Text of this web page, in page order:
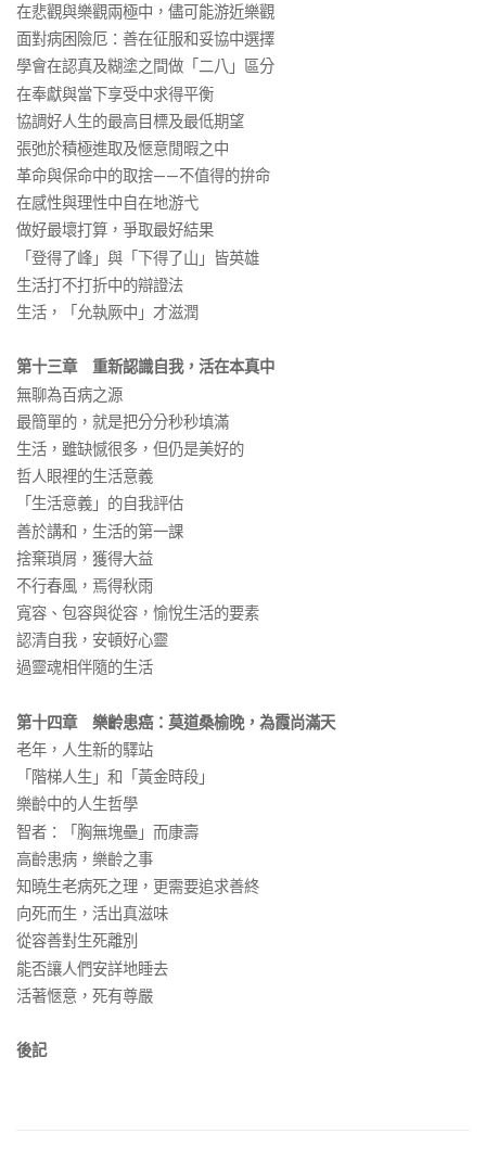
在悲觀與樂觀兩極中，儘可能游近樂觀
面對病困險厄：善在征服和妥協中選擇
學會在認真及糊塗之間做「二八」區分
在奉獻與當下享受中求得平衡
協調好人生的最高目標及最低期望
張弛於積極進取及愜意閒暇之中
革命與保命中的取捨——不值得的拚命
在感性與理性中自在地游弋
做好最壞打算，爭取最好結果
「登得了峰」與「下得了山」皆英雄
生活打不打折中的辯證法
生活，「允執厥中」才滋潤
第十三章 重新認識自我，活在本真中
無聊為百病之源
最簡單的，就是把分分秒秒填滿
生活，雖缺憾很多，但仍是美好的
哲人眼裡的生活意義
「生活意義」的自我評估
善於講和，生活的第一課
捨棄瑣屑，獲得大益
不行春風，焉得秋雨
寬容、包容與從容，愉悅生活的要素
認清自我，安頓好心靈
過靈魂相伴隨的生活
第十四章 樂齡患癌：莫道桑榆晚，為霞尚滿天
老年，人生新的驛站
「階梯人生」和「黃金時段」
樂齡中的人生哲學
智者：「胸無塊壘」而康壽
高齡患病，樂齡之事
知曉生老病死之理，更需要追求善終
向死而生，活出真滋味
從容善對生死離別
能否讓人們安詳地睡去
活著愜意，死有尊嚴
後記